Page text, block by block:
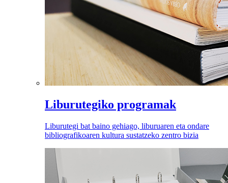
Liburutegiko programak
Liburutegi bat baino gehiago, liburuaren eta ondare
bibliografikoaren kultura sustatzeko zentro bizia